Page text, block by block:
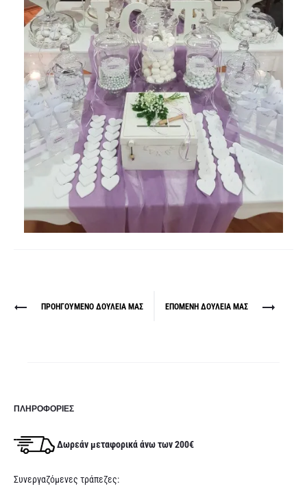
Project
ΠΡΟΗΓΟΎΜΕΝΟ ΔΟΥΛΕΙΆ ΜΑΣ ΕΠΌΜΕΝΗ ΔΟΥΛΕΙΆ ΜΑΣ
ΠΛΗΡΟΦΟΡΊΕΣ
Δωρεάν μεταφορικά άνω των 200€
Συνεργαζόμενες τράπεζες: